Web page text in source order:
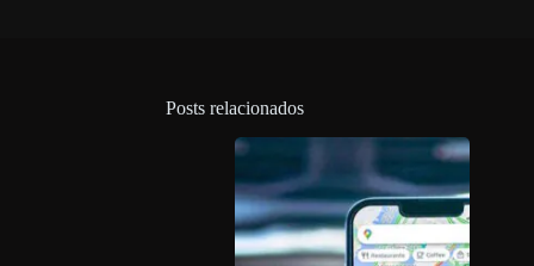
Posts relacionados